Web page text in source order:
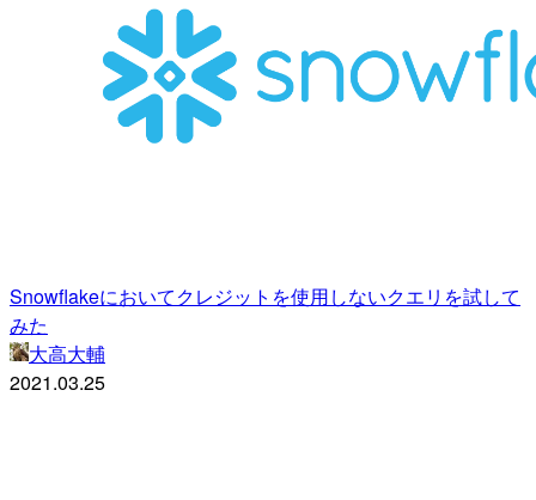
Snowflakeにおいてクレジットを使用しないクエリを試して
みた
大高大輔
2021.03.25